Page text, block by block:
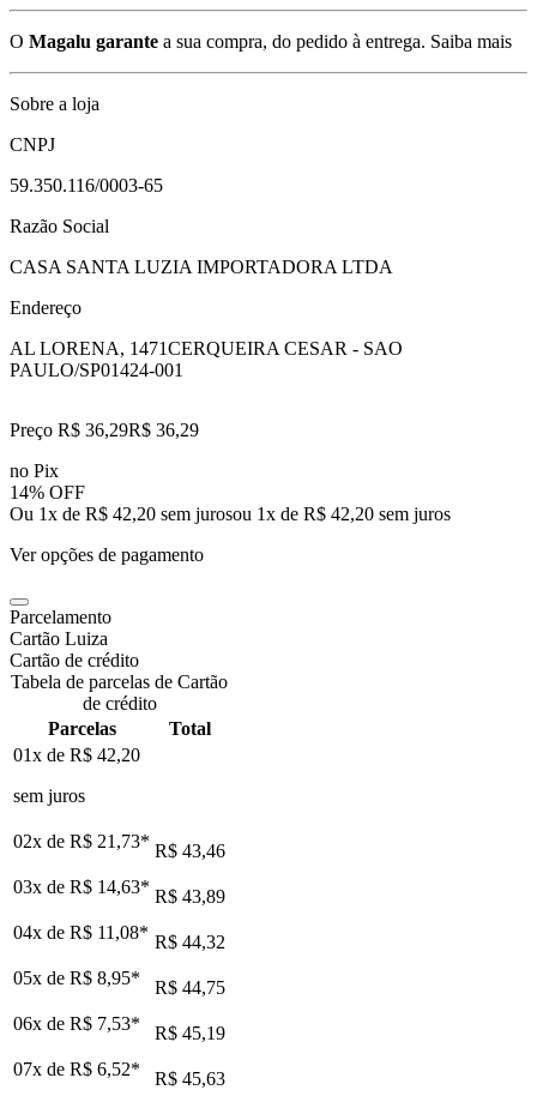
O Magalu garante a sua compra, do pedido à entrega. Saiba mais
Sobre a loja
CNPJ
59.350.116/0003-65
Razão Social
CASA SANTA LUZIA IMPORTADORA LTDA
Endereço
AL LORENA, 1471CERQUEIRA CESAR - SAO
PAULO/SP01424-001
Preço R$ 36,29R$ 36,29
no Pix
14% OFF
Ou 1x de R$ 42,20 sem jurosou 1x de R$ 42,20 sem juros
Ver opções de pagamento
Parcelamento
Cartão Luiza
Cartão de crédito
Tabela de parcelas de Cartão
de crédito
Parcelas
Total
01x de R$ 42,20
sem juros
02x de R$ 21,73* R$ 43,46
03x de R$ 14,63* R$ 43,89
04x de R$ 11,08* R$ 44,32
05x de R$ 8,95*
R$ 44,75
06x de R$ 7,53*
R$ 45,19
07x de R$ 6,52*
R$ 45,63